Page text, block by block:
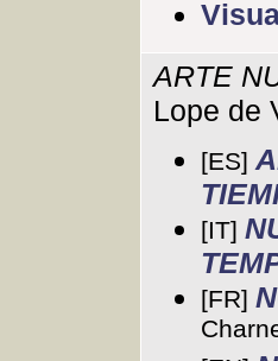
ARTE
Lope de
[ES]
[IT]
[FR]